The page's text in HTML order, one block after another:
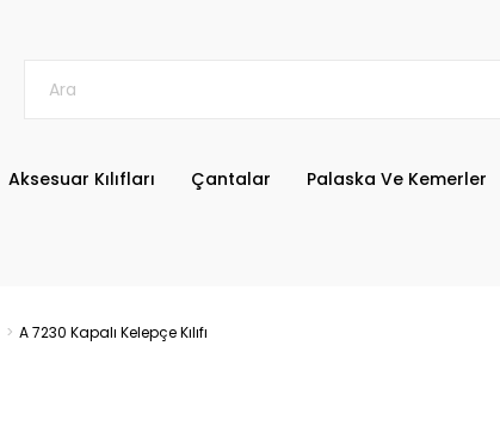
Aksesuar Kılıfları Çantalar Palaska Ve Kemerler
A 7230 Kapalı Kelepçe Kılıfı